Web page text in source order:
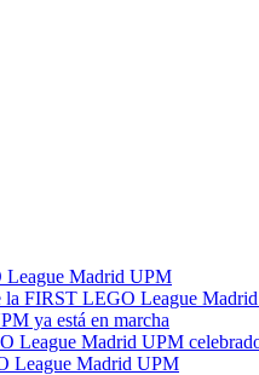
League Madrid UPM
la FIRST LEGO League
ya está en marcha
League Madrid UPM
League Madrid UPM